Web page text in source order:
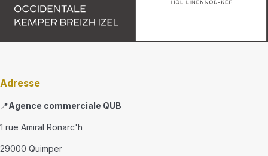
Adresse
📍Agence commerciale QUB
1 rue Amiral Ronarc'h
29000 Quimper